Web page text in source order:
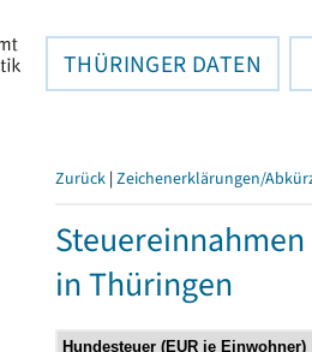
THÜRINGER DATEN
Zurück | Zeichenerklärungen/
in Thüringen